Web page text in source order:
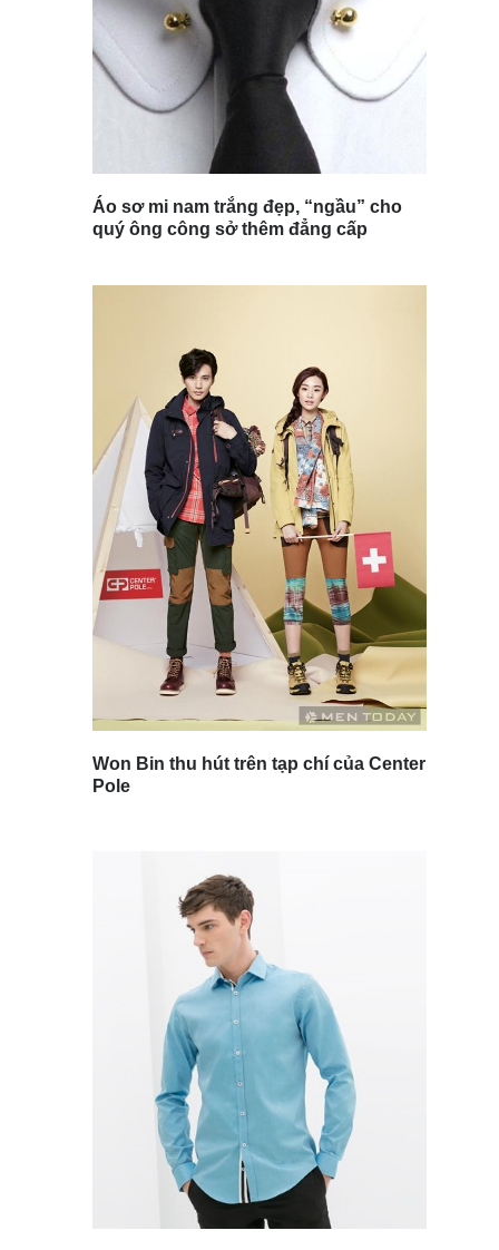
Áo sơ mi nam trắng đẹp, “ngầu” cho
quý ông công sở thêm đẳng cấp
Won Bin thu hút trên tạp chí của Center
Pole